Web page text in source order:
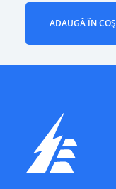
ADAUGĂ ÎN COȘ